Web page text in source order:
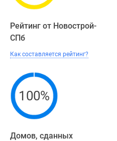
Рейтинг от Новострой-
СПб
Как составляется рейтинг?
100%
Домов, сданных